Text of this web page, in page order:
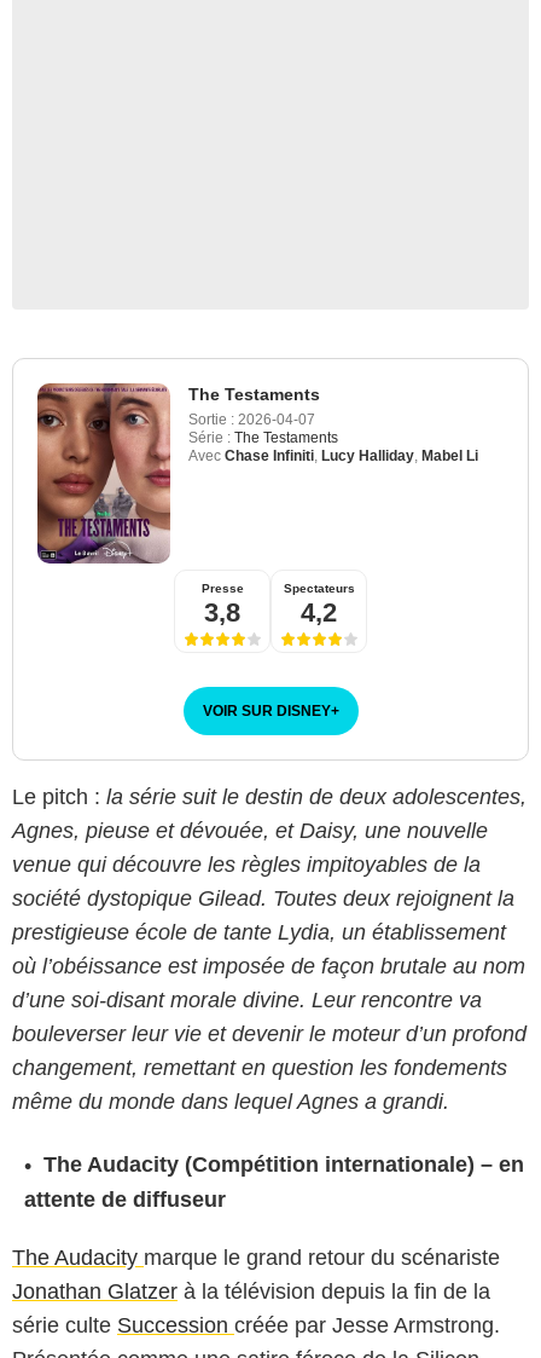
The Testaments
Sortie : 2026-04-07
Série : The Testaments
Avec Chase Infiniti Lucy Halliday Mabel Li
Presse
3,8
Spectateurs
4,2
VOIR SUR DISNEY+
Le pitch : la série suit le destin de deux adolescentes,
Agnes, pieuse et dévouée, et Daisy, une nouvelle
venue qui découvre les règles impitoyables de la
société dystopique Gilead. Toutes deux rejoignent la
prestigieuse école de tante Lydia, un établissement
où l’obéissance est imposée de façon brutale au nom
d’une soi-disant morale divine. Leur rencontre va
bouleverser leur vie et devenir le moteur d’un profond
changement, remettant en question les fondements
même du monde dans lequel Agnes a grandi.
The Audacity (Compétition internationale) – en
attente de diffuseur
The Audacity marque le grand retour du scénariste
Jonathan Glatzer à la télévision depuis la fin de la
série culte Succession créée par Jesse Armstrong.